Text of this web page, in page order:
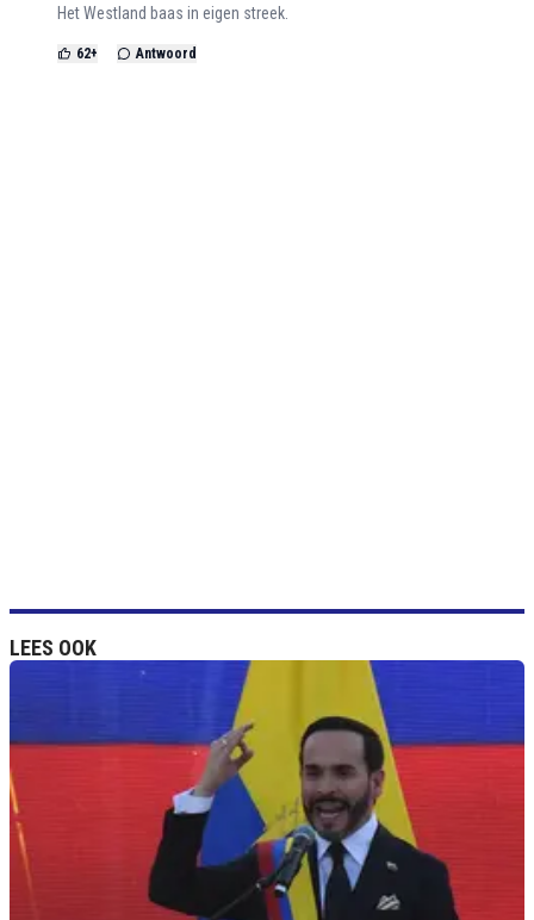
Het Westland baas in eigen streek.
62+ Antwoord
LEES OOK